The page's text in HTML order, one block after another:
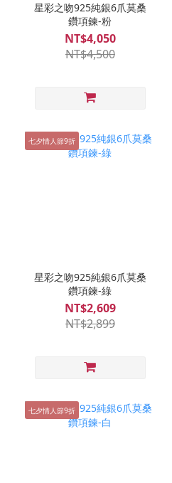
星彩之吻925純銀6爪莫桑
鑽項鍊-粉
NT$4,050
NT$4,500
七夕情人節9折
星彩之吻925純銀6爪莫桑
鑽項鍊-綠
NT$2,609
NT$2,899
七夕情人節9折